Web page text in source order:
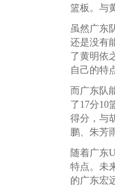
篮板。与
虽然广东
还是没有
了黄明依
自己的特
而广东队
了17分10
得分，与
鹏、朱芳
随着广东
特点。未
的广东宏